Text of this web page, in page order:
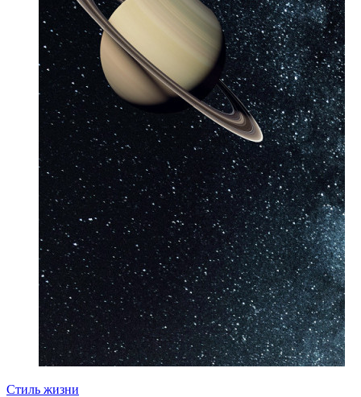
Стиль жизни